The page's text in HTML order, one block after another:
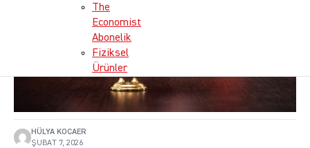
The
Economist
Abonelik
Fiziksel
Ürünler
HÜLYA KOCAER
ŞUBAT 7, 2026